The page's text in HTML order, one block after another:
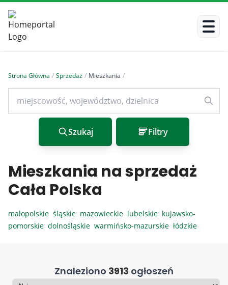
Strona Główna / Sprzedaż / Mieszkania /
Szukaj Filtry
Mieszkania na sprzedaż
Cała Polska
małopolskie śląskie mazowieckie lubelskie kujawsko-
pomorskie dolnośląskie warmińsko-mazurskie łódzkie
Znaleziono 3913 ogłoszeń